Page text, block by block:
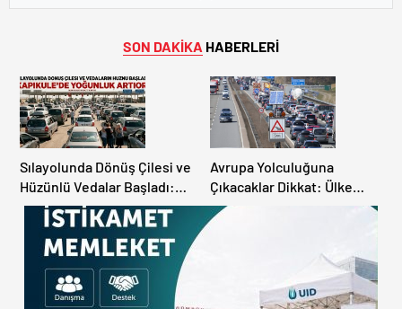
SON DAKİKA HABERLERİ
Sılayolunda Dönüş Çilesi ve
Hüzünlü Vedalar Başladı:
Kapıkule’de Yoğunluk
Artıyor!
Avrupa Yolculuğuna
Çıkacaklar Dikkat: Ülke
Ülke Güncel Trafik Kuralları,
Avrupa Otoyol Hız Limitleri